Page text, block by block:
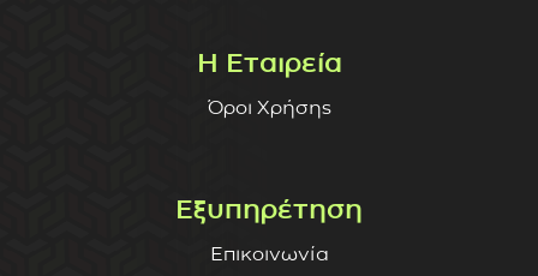
Η Εταιρεία
Όροι Χρήσης
Εξυπηρέτηση
Επικοινωνία